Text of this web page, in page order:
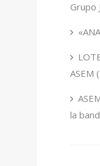
Grupo
ASEM
la